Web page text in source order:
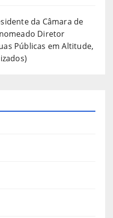
da Câmara de
Diretor
Públicas em Altitude,